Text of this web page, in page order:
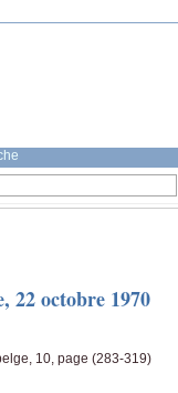
22 octobre 1970
10, page (283-319)